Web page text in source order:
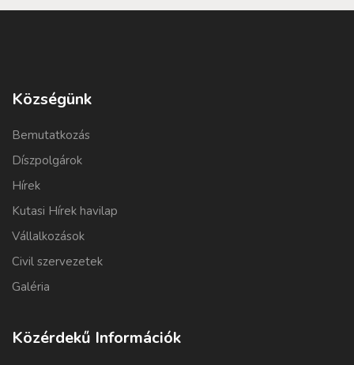
Községünk
Bemutatkozás
Díszpolgárok
Hírek
Kutasi Hírek havilap
Vállalkozások
Civil szervezetek
Galéria
Közérdekű Információk